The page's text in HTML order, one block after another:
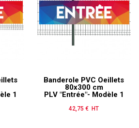
1
Banderole PVC Oeillets
80x300 cm
PLV "Entrée"- Modèle 1
Prix
42,75 € HT